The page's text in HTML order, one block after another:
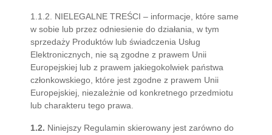
1.1.2. NIELEGALNE TREŚCI – informacje, które same
w sobie lub przez odniesienie do działania, w tym
sprzedaży Produktów lub świadczenia Usług
Elektronicznych, nie są zgodne z prawem Unii
Europejskiej lub z prawem jakiegokolwiek państwa
członkowskiego, które jest zgodne z prawem Unii
Europejskiej, niezależnie od konkretnego przedmiotu
lub charakteru tego prawa.
1.2. Niniejszy Regulamin skierowany jest zarówno do